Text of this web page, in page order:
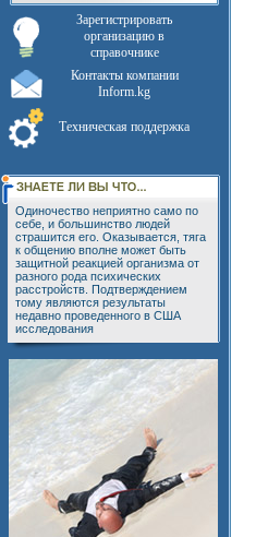
Зарегистрировать
организацию в
справочнике
Контакты компании
Inform.kg
Техническая поддержка
Одиночество неприятно само по
себе, и большинство людей
страшится его. Оказывается, тяга
к общению вполне может быть
защитной реакцией организма от
разного рода психических
расстройств. Подтверждением
тому являются результаты
недавно проведенного в США
исследования